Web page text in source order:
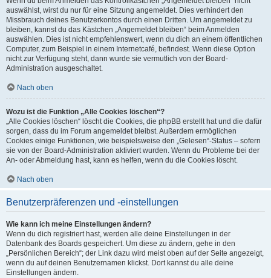
auswählst, wirst du nur für eine Sitzung angemeldet. Dies verhindert den
Missbrauch deines Benutzerkontos durch einen Dritten. Um angemeldet zu
bleiben, kannst du das Kästchen „Angemeldet bleiben“ beim Anmelden
auswählen. Dies ist nicht empfehlenswert, wenn du dich an einem öffentlichen
Computer, zum Beispiel in einem Internetcafé, befindest. Wenn diese Option
nicht zur Verfügung steht, dann wurde sie vermutlich von der Board-
Administration ausgeschaltet.
Nach oben
Wozu ist die Funktion „Alle Cookies löschen“?
„Alle Cookies löschen“ löscht die Cookies, die phpBB erstellt hat und die dafür
sorgen, dass du im Forum angemeldet bleibst. Außerdem ermöglichen
Cookies einige Funktionen, wie beispielsweise den „Gelesen“-Status – sofern
sie von der Board-Administration aktiviert wurden. Wenn du Probleme bei der
An- oder Abmeldung hast, kann es helfen, wenn du die Cookies löscht.
Nach oben
Benutzerpräferenzen und -einstellungen
Wie kann ich meine Einstellungen ändern?
Wenn du dich registriert hast, werden alle deine Einstellungen in der
Datenbank des Boards gespeichert. Um diese zu ändern, gehe in den
„Persönlichen Bereich“; der Link dazu wird meist oben auf der Seite angezeigt,
wenn du auf deinen Benutzernamen klickst. Dort kannst du alle deine
Einstellungen ändern.